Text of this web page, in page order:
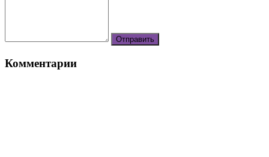
Комментарии